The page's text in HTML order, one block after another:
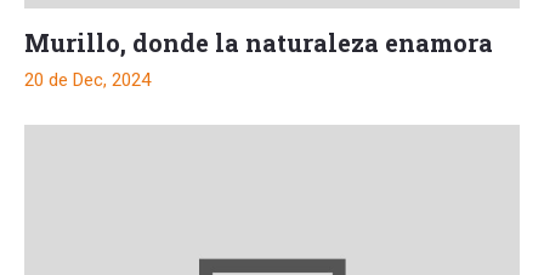
Murillo, donde la naturaleza enamora
20 de Dec, 2024